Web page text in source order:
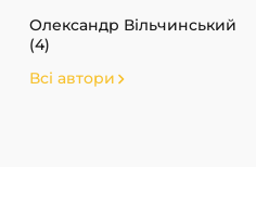
Олександр Вільчинський
(4)
Всі автори